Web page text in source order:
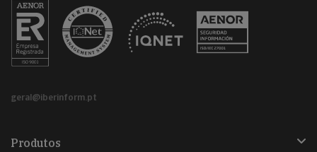
geral@iberinform.pt
Produtos